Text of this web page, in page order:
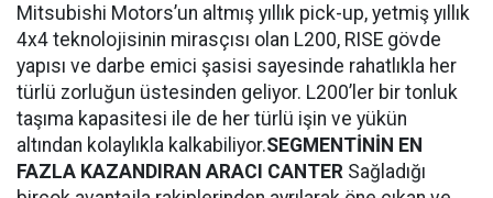
Mitsubishi Motors’un altmış yıllık pick-up, yetmiş yıllık
4x4 teknolojisinin mirasçısı olan L200, RISE gövde
yapısı ve darbe emici şasisi sayesinde rahatlıkla her
türlü zorluğun üstesinden geliyor. L200’ler bir tonluk
taşıma kapasitesi ile de her türlü işin ve yükün
altından kolaylıkla kalkabiliyor.SEGMENTİNİN EN
FAZLA KAZANDIRAN ARACI CANTER Sağladığı